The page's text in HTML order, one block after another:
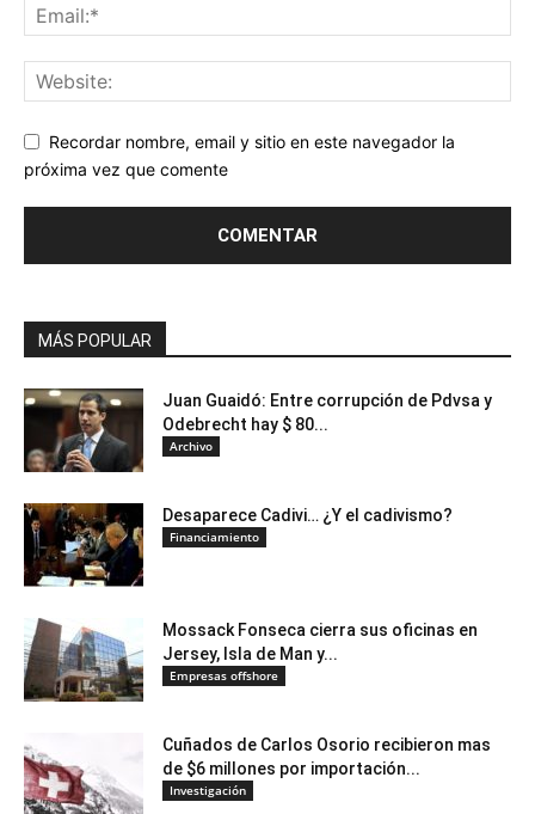
Recordar nombre, email y sitio en este navegador la
próxima vez que comente
MÁS POPULAR
Juan Guaidó: Entre corrupción de Pdvsa y
Odebrecht hay $ 80...
Archivo
Desaparece Cadivi… ¿Y el cadivismo?
Financiamiento
Mossack Fonseca cierra sus oficinas en
Jersey, Isla de Man y...
Empresas offshore
Cuñados de Carlos Osorio recibieron mas
de $6 millones por importación...
Investigación